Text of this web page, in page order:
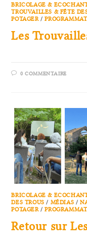
BRICOLAGE &
TROUVAILLES & FÊTE
POTAGER/
Les
0 COMMENTAIRE
BRICOLAGE &
DES TROUS / MÉDIAS /
POTAGER/
Retour sur